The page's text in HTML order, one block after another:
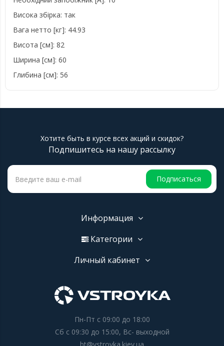
Висока збірка: так
Вага нетто [кг]: 44.93
Висота [см]: 82
Ширина [см]: 60
Глибина [см]: 56
Хотите быть в курсе всех акций и скидок?
Подпишитесь на нашу рассылку
Подписаться
Информация
Категории
Личный кабинет
Пн-Пт с 09:00 до 18:00
Сб с 09:30 до 15:00, Вс- выходной